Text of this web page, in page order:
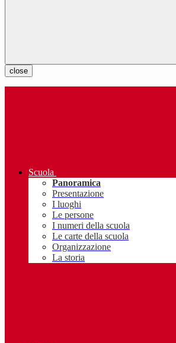
close
Scuola
Panoramica
Presentazione
I luoghi
Le persone
I numeri della scuola
Le carte della scuola
Organizzazione
La storia